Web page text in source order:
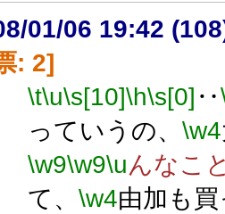
01/06 19:42
: 2]
\t\u\s[10]\h\s[0] ‥
っていうの、 \w4
\w9\w9\uんなこ
て、 \w4由加も